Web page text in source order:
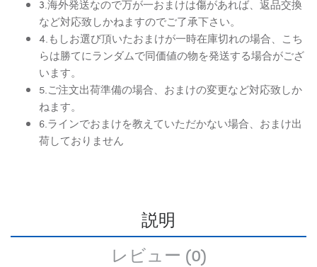
3.海外発送なので万が一おまけは傷があれば、返品交換
など対応致しかねますのでご了承下さい。
4.もしお選び頂いたおまけが一時在庫切れの場合、こち
らは勝てにランダムで同価値の物を発送する場合がござ
います。
5.ご注文出荷準備の場合、おまけの変更など対応致しか
ねます。
6.ラインでおまけを教えていただかない場合、おまけ出
荷しておりません
説明
レビュー (0)